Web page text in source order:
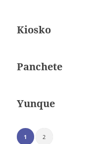
Kiosko
Panchete
Yunque
1 2